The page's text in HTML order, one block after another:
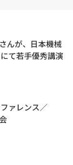
んが、日本機械
て若手優秀講演
ァレンス／